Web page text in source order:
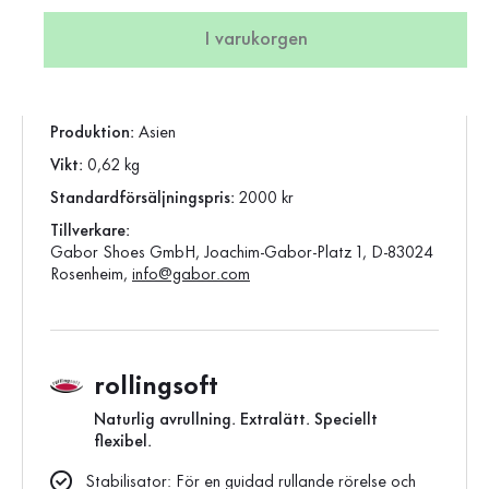
I varukorgen
Stängning:Snörning
Produktion: Asien
Vikt: 0,62 kg
Standardförsäljningspris: 2000 kr
Tillverkare:
Gabor Shoes GmbH, Joachim-Gabor-Platz 1, D-83024
Rosenheim, info@gabor.com
rollingsoft
Naturlig avrullning. Extralätt. Speciellt
flexibel.
Stabilisator: För en guidad rullande rörelse och